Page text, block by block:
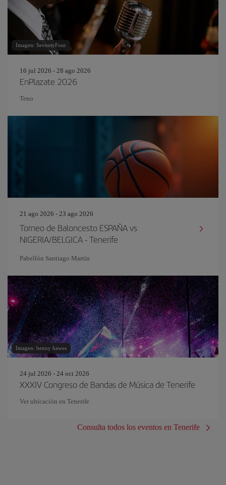
Imagen: SeventyFour
16 jul 2026 - 28 ago 2026
EnPlazate 2026
Teno
21 ago 2026 - 23 ago 2026
Torneo de Baloncesto ESPAÑA vs
NIGERIA/BELGICA - Tenerife
Pabellón Santiago Martín
Imagen: benny hawes
24 jul 2026 - 24 oct 2026
XXXIV Congreso de Bandas de Música de Tenerife
Ver ubicación en Tenerife
Consulta todos los eventos en Tenerife